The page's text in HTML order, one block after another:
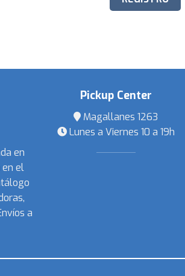
en
en el
a
Pickup Center
Magallanes 1263
Lunes a Viernes 10 a 19h